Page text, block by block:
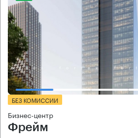
БЕЗ КОМИССИИ
Бизнес-центр
Фрейм